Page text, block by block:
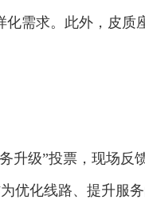
需求。此外，皮质
升级”投票，现场反
优化线路、提升服